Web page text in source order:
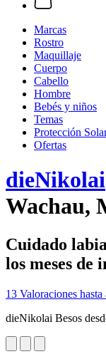
Marcas
Rostro
Maquillaje
Cuerpo
Cabello
Hombre
Bebés y niños
Temas
Protección
Ofertas
dieNikolai
Wachau,
Cuidado
los meses de
13 Valoraciones hasta
dieNikolai Besos